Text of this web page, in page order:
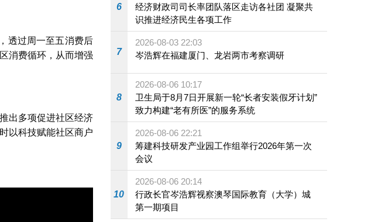
透过周一至五消费后
消费循环，从而增强
出多项促进社区经济
以科技赋能社区商户
6
经济财政司司长率团队落区走访各社团 凝聚共
识推进经济民生各项工作
7
2026-08-03 22:03
岑浩辉在福建厦门、龙岩两市考察调研
8
2026-08-06 10:17
卫生局于8月7日开展新一轮“长者安装假牙计划”
致力构建“老有所医”的服务系统
9
2026-08-06 22:21
筹建科技研发产业园工作组举行2026年第一次
会议
10
2026-08-06 20:14
行政长官岑浩辉视察澳琴国际教育（大学）城
第一期项目